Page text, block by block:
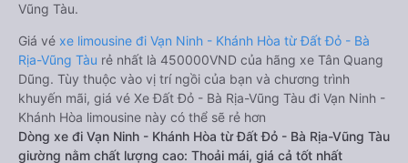
Vũng Tàu.
Giá vé xe limousine đi Vạn Ninh - Khánh Hòa từ Đất Đỏ - Bà
Rịa-Vũng Tàu rẻ nhất là 450000VND của hãng xe Tân Quang
Dũng. Tùy thuộc vào vị trí ngồi của bạn và chương trình
khuyến mãi, giá vé Xe Đất Đỏ - Bà Rịa-Vũng Tàu đi Vạn Ninh -
Khánh Hòa limousine này có thể sẽ rẻ hơn
Dòng xe đi Vạn Ninh - Khánh Hòa từ Đất Đỏ - Bà Rịa-Vũng Tàu
giường nằm chất lượng cao: Thoải mái, giá cả tốt nhất